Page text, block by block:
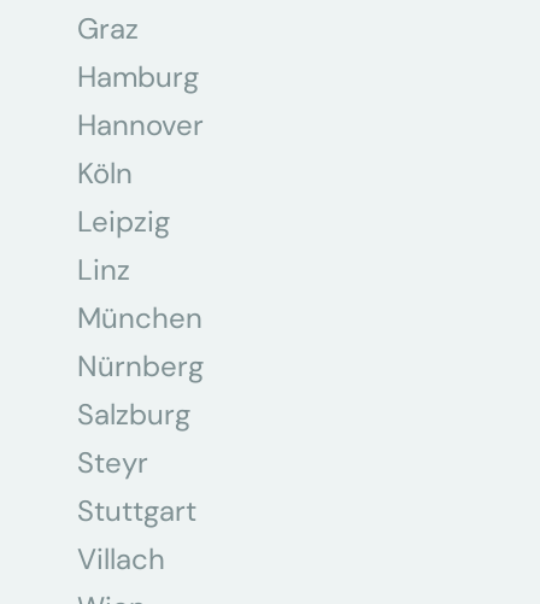
Graz
Hamburg
Hannover
Köln
Leipzig
Linz
München
Nürnberg
Salzburg
Steyr
Stuttgart
Villach